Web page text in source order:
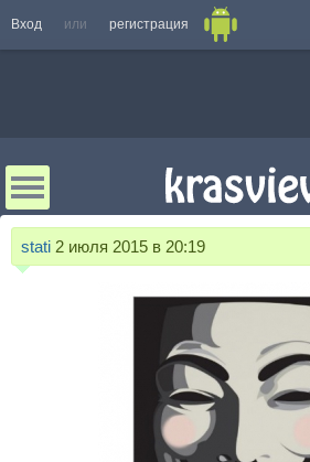
Вход или регистрация
stati 2 июля 2015 в 20:19